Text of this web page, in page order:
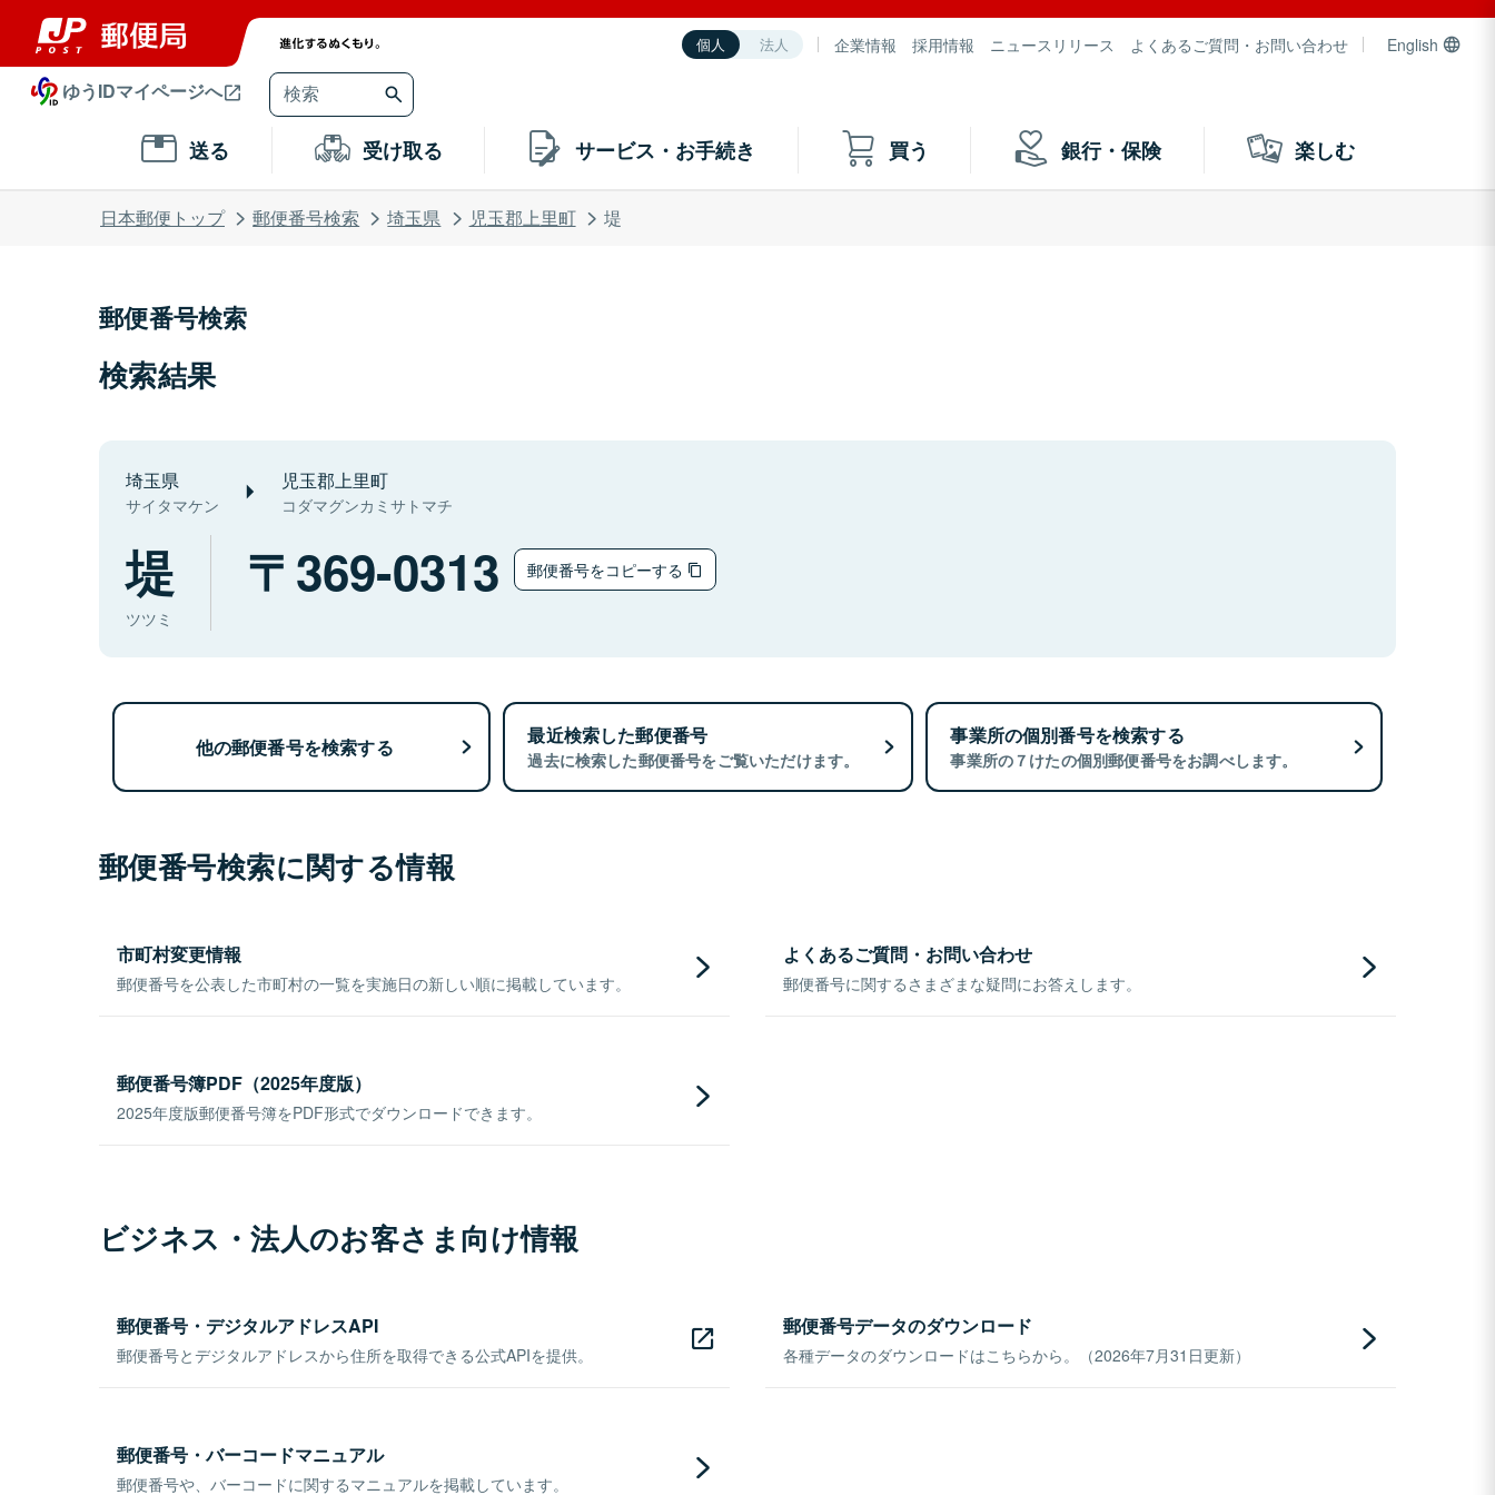
個人 法人 企業情報 採用情報 ニュースリリース よくあるご質問・お問い合わせ English
ゆうIDマイページへ
送る 受け取る サービス・お手続き 買う 銀行・保険 楽しむ
日本郵便トップ 郵便番号検索 埼玉県 児玉郡上里町 堤
郵便番号検索
検索結果
埼玉県
サイタマケン
児玉郡上里町
コダマグンカミサトマチ
堤
ツツミ
369-0313 郵便番号をコピーする
他の郵便番号を検索する 最近検索した郵便番号
過去に検索した郵便番号をご覧いただけます。
事業所の個別番号を検索する
事業所の７けたの個別郵便番号をお調べします。
郵便番号検索に関する情報
市町村変更情報
郵便番号を公表した市町村の一覧を実施日の新しい順に掲載しています。
よくあるご質問・お問い合わせ
郵便番号に関するさまざまな疑問にお答えします。
郵便番号簿PDF（2025年度版）
2025年度版郵便番号簿をPDF形式でダウンロードできます。
ビジネス・法人のお客さま向け情報
郵便番号・デジタルアドレスAPI
郵便番号とデジタルアドレスから住所を取得できる公式APIを提供。
郵便番号データのダウンロード
各種データのダウンロードはこちらから。（2026年7月31日更新）
郵便番号・バーコードマニュアル
郵便番号や、バーコードに関するマニュアルを掲載しています。